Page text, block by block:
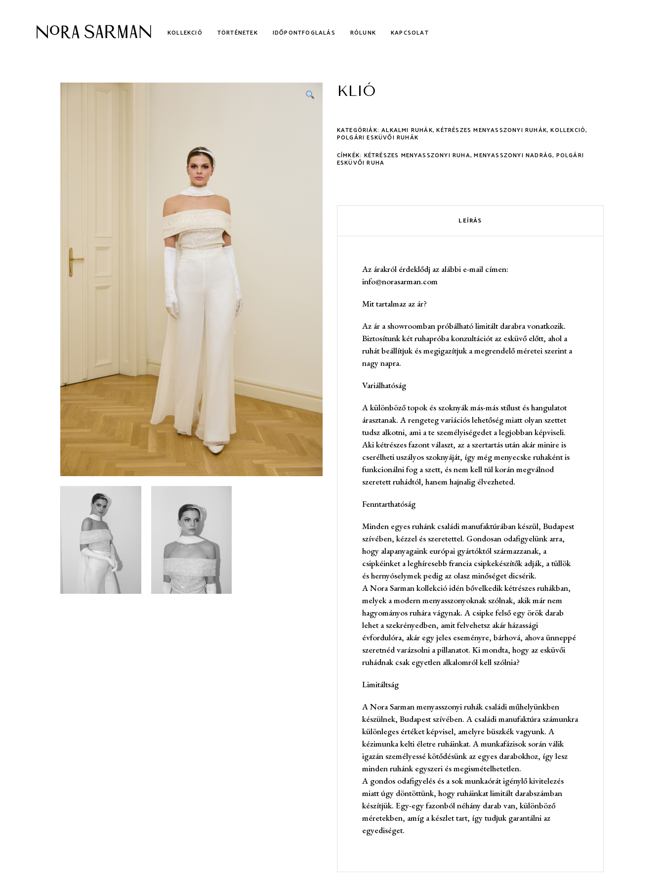
KOLLEKCIÓ TÖRTÉNETEK IDŐPONTFOGLALÁS RÓLUNK KAPCSOLAT
KLIÓ
KATEGÓRIÁK:ALKALMI RUHÁK,KÉTRÉSZES MENYASSZONYI RUHÁK,KOLLEKCIÓ,
POLGÁRI ESKÜVŐI RUHÁK
CÍMKÉK: KÉTRÉSZES MENYASSZONYI RUHA,MENYASSZONYI NADRÁG, POLGÁRI
ESKÜVŐI RUHA
LEÍRÁS
Az árakról érdeklődj az alábbi e-mail címen:
info@norasarman.com
Mit tartalmaz az ár?
Az ár a showroomban próbálható limitált darabra vonatkozik.
Biztosítunk két ruhapróba konzultációt az esküvő előtt, ahol a
ruhát beállítjuk és megigazítjuk a megrendelő méretei szerint a
nagy napra.
Variálhatóság
A különböző topok és szoknyák más-más stílust és hangulatot
árasztanak. A rengeteg variációs lehetőség miatt olyan szettet
tudsz alkotni, ami a te személyiségedet a legjobban képviseli.
Aki kétrészes fazont választ, az a szertartás után akár minire is
cserélheti uszályos szoknyáját, így még menyecske ruhaként is
funkcionálni fog a szett, és nem kell túl korán megválnod
szeretett ruhádtól, hanem hajnalig élvezheted.
Fenntarthatóság
Minden egyes ruhánk családi manufaktúrában készül, Budapest
szívében, kézzel és szeretettel. Gondosan odafigyelünk arra,
hogy alapanyagaink európai gyártóktól származzanak, a
csipkéinket a leghíresebb francia csipkekészítők adják, a tüllök
és hernyóselymek pedig az olasz minőséget dicsérik.
A Nora Sarman kollekció idén bővelkedik kétrészes ruhákban,
melyek a modern menyasszonyoknak szólnak, akik már nem
hagyományos ruhára vágynak. A csipke felső egy örök darab
lehet a szekrényedben, amit felvehetsz akár házassági
évfordulóra, akár egy jeles eseményre, bárhová, ahova ünneppé
szeretnéd varázsolni a pillanatot. Ki mondta, hogy az esküvői
ruhádnak csak egyetlen alkalomról kell szólnia?
Limitáltság
A Nora Sarman menyasszonyi ruhák családi műhelyünkben
készülnek, Budapest szívében. A családi manufaktúra számunkra
különleges értéket képvisel, amelyre büszkék vagyunk. A
kézimunka kelti életre ruháinkat. A munkafázisok során válik
igazán személyessé kötődésünk az egyes darabokhoz, így lesz
minden ruhánk egyszeri és megismételhetetlen.
A gondos odafigyelés és a sok munkaórát igénylő kivitelezés
miatt úgy döntöttünk, hogy ruháinkat limitált darabszámban
készítjük. Egy-egy fazonból néhány darab van, különböző
méretekben, amíg a készlet tart, így tudjuk garantálni az
egyediséget.